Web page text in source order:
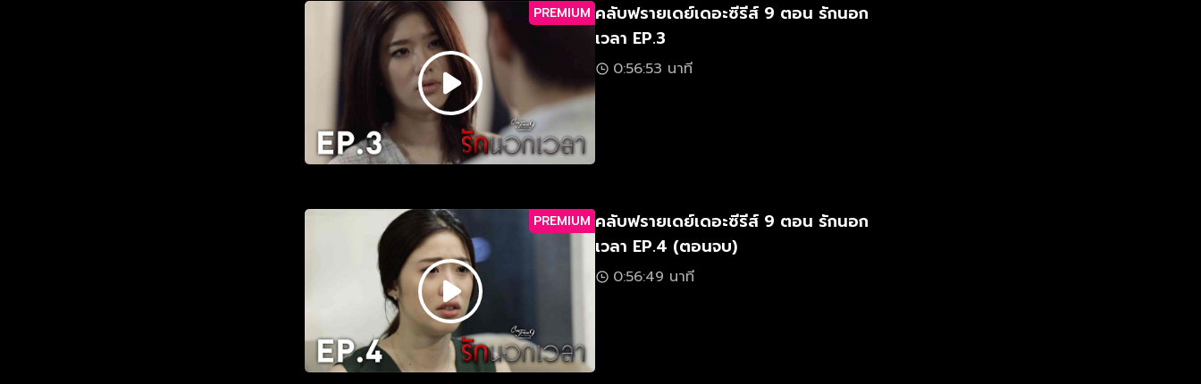
PREMIUM คลับฟรายเดย์เดอะซีรีส์ 9 ตอน รักนอก
เวลา EP.3
0:56:53 นาที
PREMIUM คลับฟรายเดย์เดอะซีรีส์ 9 ตอน รักนอก
เวลา EP.4 (ตอนจบ)
0:56:49 นาที